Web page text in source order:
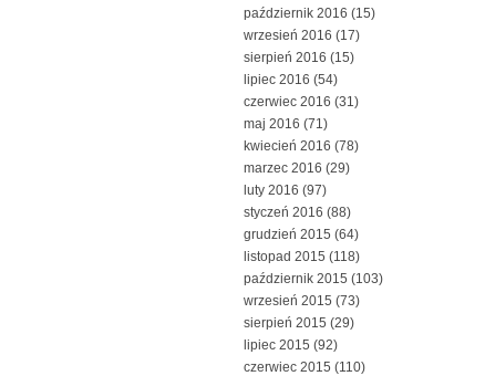
październik 2016 (15)
wrzesień 2016 (17)
sierpień 2016 (15)
lipiec 2016 (54)
czerwiec 2016 (31)
maj 2016 (71)
kwiecień 2016 (78)
marzec 2016 (29)
luty 2016 (97)
styczeń 2016 (88)
grudzień 2015 (64)
listopad 2015 (118)
październik 2015 (103)
wrzesień 2015 (73)
sierpień 2015 (29)
lipiec 2015 (92)
czerwiec 2015 (110)